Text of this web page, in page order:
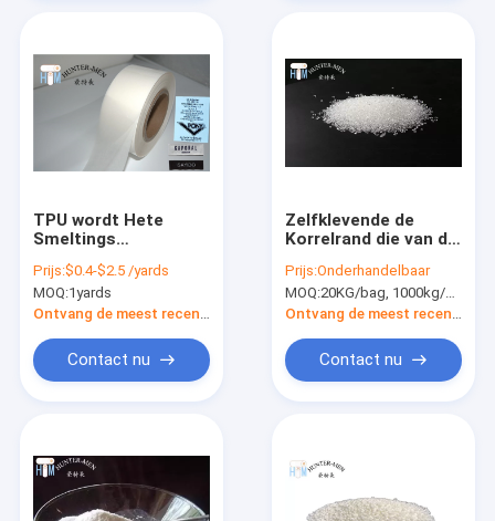
Producten
Ongeveer ons
TPU wordt Hete
Smeltings
50cm Breedte zacht
voor Mark Weaving
Chapter
Prijs:$0.4-$2.5 /yards
MOQ:1yards
Ontvang de meest recente Prijs
Contact nu
Zelfklevende de
Korrelrand die van de
Smelting 20kg/-Zak
verbinden
Prijs:Onderhandelbaar
MOQ:20KG/bag, 1000kg/pallet.
Ontvang de meest recente Prijs
Contact nu